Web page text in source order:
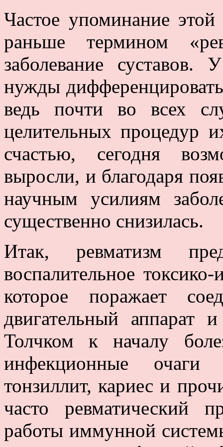
Частое упоминание
раньше термином
заболевание
нужды
ведь почти во всех
целительных процедур
счастью, сегодня
выросли, и благодаря
научным усилиям
существенно снизилась.
Итак, ревматизм
воспалительное
которое поражает
двигательный аппарат
Толчком к началу
инфекционные очаги
тонзиллит, кариес и
часто ревматический
работы иммунной